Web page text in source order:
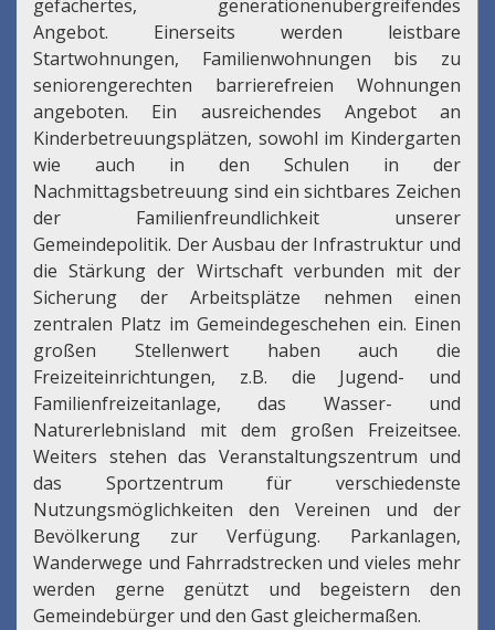
gefächertes, generationenübergreifendes
Angebot. Einerseits werden leistbare
Startwohnungen, Familienwohnungen bis zu
seniorengerechten barrierefreien Wohnungen
angeboten. Ein ausreichendes Angebot an
Kinderbetreuungsplätzen, sowohl im Kindergarten
wie auch in den Schulen in der
Nachmittagsbetreuung sind ein sichtbares Zeichen
der Familienfreundlichkeit unserer
Gemeindepolitik. Der Ausbau der Infrastruktur und
die Stärkung der Wirtschaft verbunden mit der
Sicherung der Arbeitsplätze nehmen einen
zentralen Platz im Gemeindegeschehen ein. Einen
großen Stellenwert haben auch die
Freizeiteinrichtungen, z.B. die Jugend- und
Familienfreizeitanlage, das Wasser- und
Naturerlebnisland mit dem großen Freizeitsee.
Weiters stehen das Veranstaltungszentrum und
das Sportzentrum für verschiedenste
Nutzungsmöglichkeiten den Vereinen und der
Bevölkerung zur Verfügung. Parkanlagen,
Wanderwege und Fahrradstrecken und vieles mehr
werden gerne genützt und begeistern den
Gemeindebürger und den Gast gleichermaßen.